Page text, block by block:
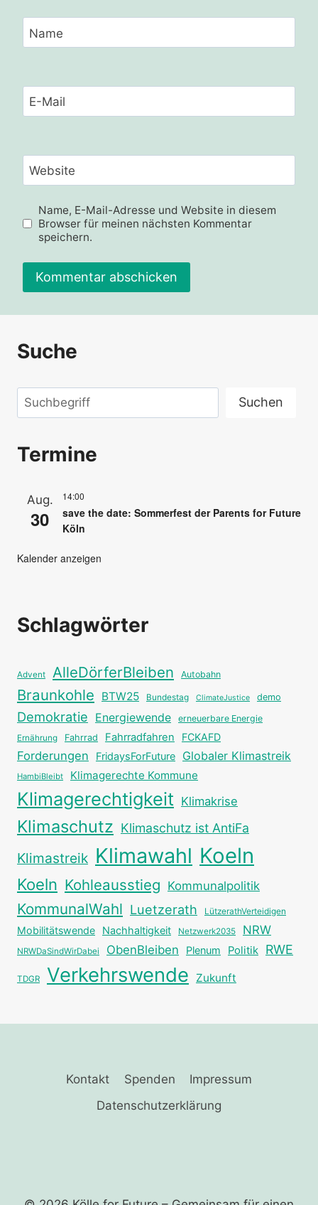
Name
E-Mail
Website
Name, E-Mail-Adresse und Website in diesem
Browser für meinen nächsten Kommentar
speichern.
Suche
Suchen Suchen
Termine
Aug.
30
14:00
save the date: Sommerfest der Parents for Future
Köln
Kalender anzeigen
Schlagwörter
Advent AlleDörferBleiben Autobahn
Braunkohle BTW25 Bundestag ClimateJustice demo
Demokratie Energiewende erneuerbare Energie
Ernährung Fahrrad Fahrradfahren FCKAFD
Forderungen FridaysForFuture Globaler Klimastreik
HambiBleibt Klimagerechte Kommune
Klimagerechtigkeit Klimakrise
Klimaschutz Klimaschutz ist AntiFa
Klimastreik Klimawahl Koeln
Koeln Kohleausstieg Kommunalpolitik
KommunalWahl Luetzerath LützerathVerteidigen
Mobilitätswende Nachhaltigkeit Netzwerk2035 NRW
NRWDaSindWirDabei ObenBleiben Plenum Politik RWE
TDGR Verkehrswende Zukunft
Kontakt Spenden
Impressum
Datenschutzerklärung